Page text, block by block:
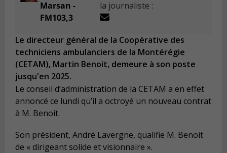
Marsan -
FM103,3
la journaliste :
Le directeur général de la Coopérative des
techniciens ambulanciers de la Montérégie
(CETAM), Martin Benoit, demeure à son poste
jusqu'en 2025.
Le conseil d’administration de la CETAM a en effet
annoncé ce lundi qu’il a octroyé un nouveau contrat
à M. Benoit.
Son président, André Lavergne, qualifie M. Benoit
de « dirigeant solide et visionnaire ».